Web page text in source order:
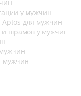
у мужчин
Aptos для мужчин
и шрамов у мужчин
мужчин